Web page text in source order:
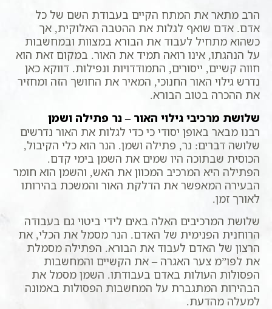
הרב מתאר את המתח הקיים בעבודת השם של כל
אדם. אדם שואף לגלות את ההטבה האלוקית, אך
כשהוא מתחיל לעבוד את הבורא במצוות ובמחשבות
על הנהגתו, אינו רואה תמיד את האור. במקום זאת הוא
חווה קשיים, ייסורים, התמודדויות ונפילות. דווקא כאן
נדרש גילוי האור החנוכי, המאיר את החושך הזה ומחזיר
את ההכרה בטוב הבורא.
שלושת מרכיבי גילוי האור – נר פתילה ושמן
רבנו מבאר באופן יסודי כי כדי לגלות את האור נדרשים
שלושה דברים: נר, פתילה ושמן. הנר הוא כלי הקיבול,
הכוסית שבתוכה היו שמים את השמן בימי קדם.
הפתילה היא המרכיב המכוון את האש, והשמן הוא חומר
הבעירה המאפשר את הדלקת האור והמשכת בהירותו
לאורך זמן.
שלושת המרכיבים האלה באים לידי ביטוי גם בעבודה
הרוחנית הפנימית של האדם. הנר מסמל את הכלי, את
הרצון של האדם לעבוד את הבורא. הפתילה מסמלת
את לפו”מ צער האגרה – את הקשיים והמחשבות
הפסולות העולות באדם בעבודתו. השמן מסמל את
הבהירות המתגברת על המחשבות הפסולות באמונה
למעלה מהדעת.